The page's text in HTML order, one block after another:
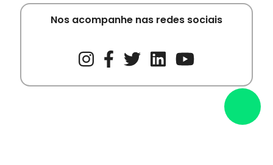
Nos acompanhe nas redes sociais